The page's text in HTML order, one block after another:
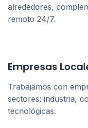
alrededores,
remoto 24/7.
Empresas
Trabajamos con
sectores: industria,
tecnológicas.